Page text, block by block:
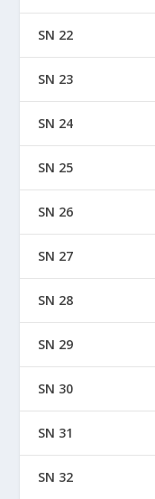
SN 22
SN 23
SN 24
SN 25
SN 26
SN 27
SN 28
SN 29
SN 30
SN 31
SN 32